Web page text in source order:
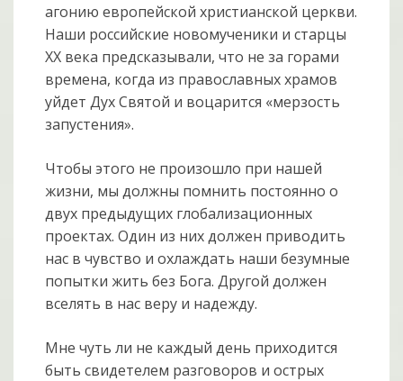
агонию европейской христианской церкви.
Наши российские новомученики и старцы
ХХ века предсказывали, что не за горами
времена, когда из православных храмов
уйдет Дух Святой и воцарится «мерзость
запустения».
Чтобы этого не произошло при нашей
жизни, мы должны помнить постоянно о
двух предыдущих глобализационных
проектах. Один из них должен приводить
нас в чувство и охлаждать наши безумные
попытки жить без Бога. Другой должен
вселять в нас веру и надежду.
Мне чуть ли не каждый день приходится
быть свидетелем разговоров и острых